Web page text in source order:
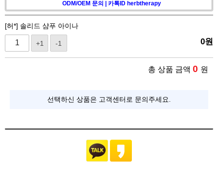
ODM/OEM 문의 | 카톡ID herbtherapy
[허*] 솔리드 샴푸 아이나
+1 -1 0원
총 상품 금액 0 원
선택하신 상품은 고객센터로 문의주세요.